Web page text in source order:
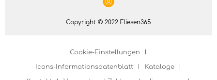
Copyright © 2022 Fliesen365
Cookie-Einstellungen
Icons-Informationsdatenblatt Kataloge